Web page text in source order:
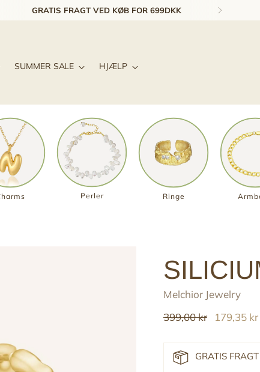
1-3 DAGES LEVERING & GRATIS RETUR*
SUMMER SALE HJÆLP
Perler Ringe
Melchior Jewelry
Reguler
399,00 kr 179,35 kr
GRATIS